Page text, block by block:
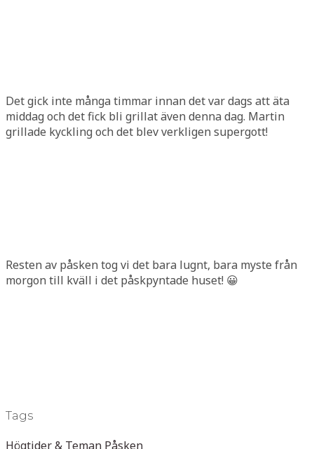
Det gick inte många timmar innan det var dags att äta
middag och det fick bli grillat även denna dag. Martin
grillade kyckling och det blev verkligen supergott!
Resten av påsken tog vi det bara lugnt, bara myste från
morgon till kväll i det påskpyntade huset! 😀
Tags
Högtider & Teman Påsken